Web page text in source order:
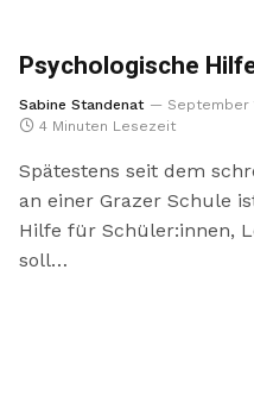
Psychologische
Sabine Standenat
September
4 Minuten Lesezeit
Spätestens seit dem
an einer Grazer Schule
Hilfe für Schüler:innen,
soll…